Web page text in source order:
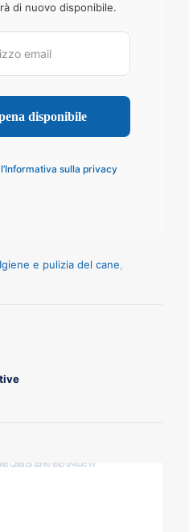
di nuovo disponibile.
l’Informativa sulla privacy
Igiene e pulizia del cane